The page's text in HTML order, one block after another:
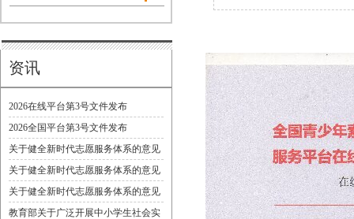
资讯
2026在线平台第3号文件发布
2026全国平台第3号文件发布
关于健全新时代志愿服务体系的意见
关于健全新时代志愿服务体系的意见
关于健全新时代志愿服务体系的意见
教育部关于广泛开展中小学生社会实